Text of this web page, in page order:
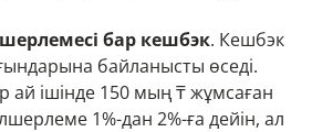
бар кешбэк. Кешбэк
байланысты өседі.
ай ішінде 150 мың ₸ жұмсаған
1%-дан 2%-ға дейін, ал